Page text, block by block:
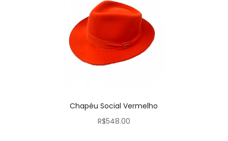
Chapéu Social Vermelho
R$548.00